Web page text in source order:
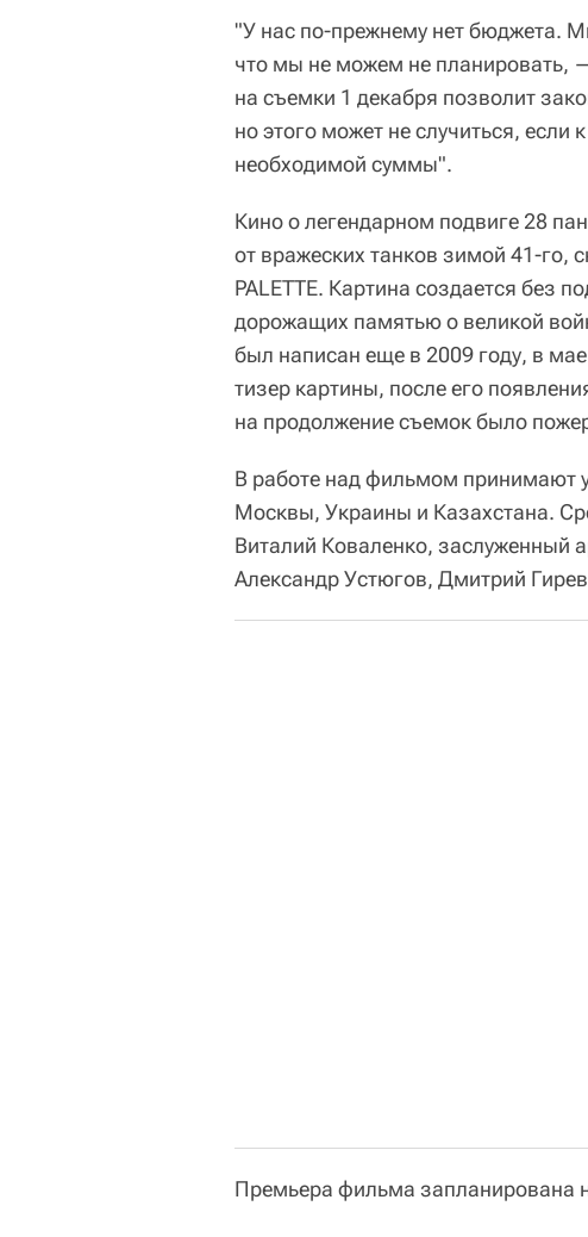
"У нас по-прежнему нет бюджета.
что мы не можем не
на съемки 1 декабря позволит
но этого может не случиться, если
необходимой суммы".
Кино о легендарном подвиге 28
от вражеских танков зимой 41-го,
PALETTE. Картина создается без
дорожащих памятью о великой
был написан еще в 2009 году, в
тизер картины, после его
на продолжение съемок было
В работе над фильмом принимают
Москвы, Украины и Казахстана.
Виталий Коваленко, заслуженный
Александр Устюгов, Дмитрий
Премьера фильма запланирована